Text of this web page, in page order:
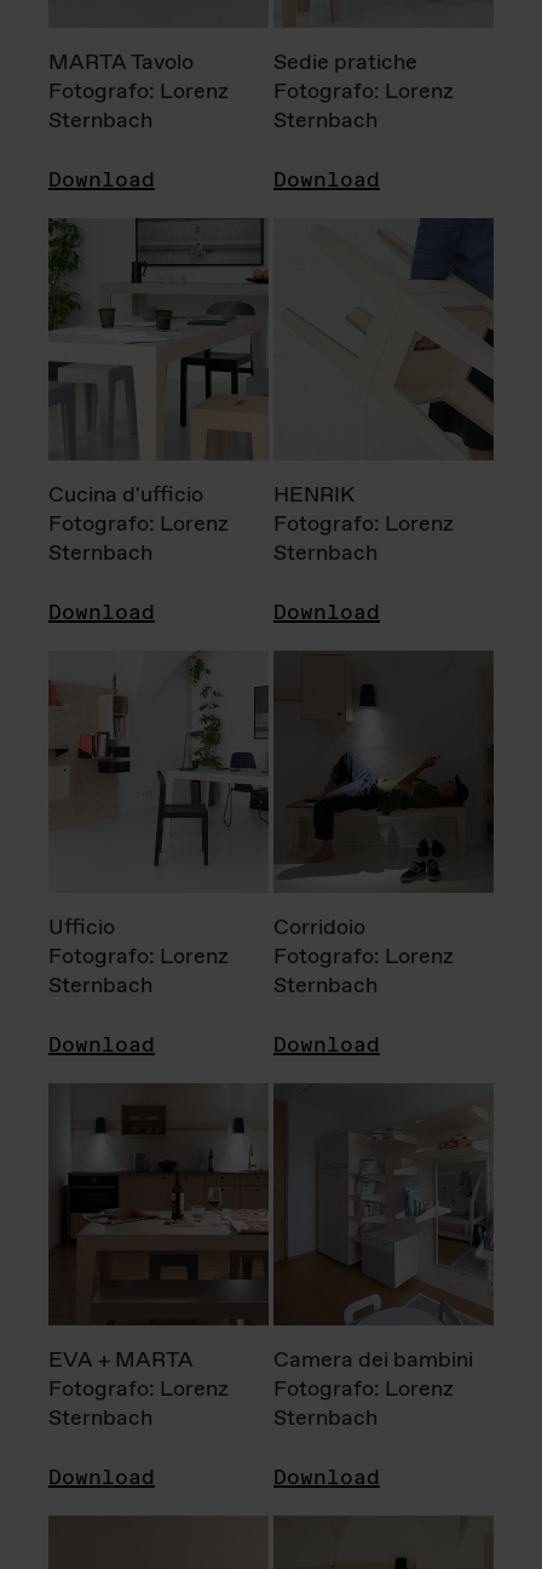
MARTA Tavolo
Fotografo: Lorenz
Sternbach
Download
Sedie pratiche
Fotografo: Lorenz
Sternbach
Download
Cucina d'ufficio
Fotografo: Lorenz
Sternbach
Download
HENRIK
Fotografo: Lorenz
Sternbach
Download
Ufficio
Fotografo: Lorenz
Sternbach
Download
Corridoio
Fotografo: Lorenz
Sternbach
Download
EVA + MARTA
Fotografo: Lorenz
Sternbach
Download
Camera dei bambini
Fotografo: Lorenz
Sternbach
Download